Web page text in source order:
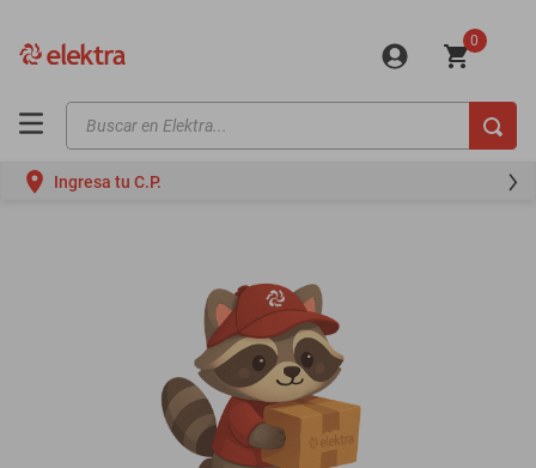
0
Buscar en Elektra...
Ingresa tu C.P.
motos